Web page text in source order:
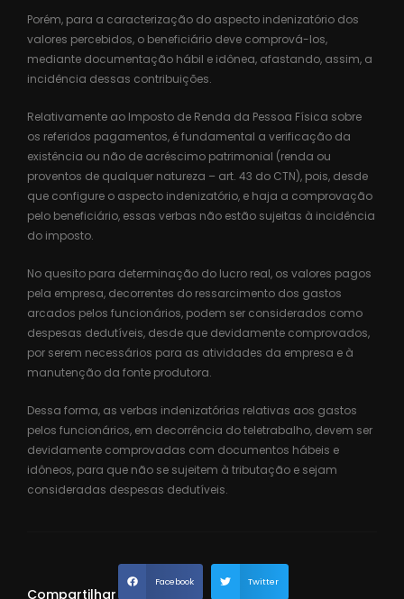
Porém, para a caracterização do aspecto indenizatório dos
valores percebidos, o beneficiário deve comprová-los,
mediante documentação hábil e idônea, afastando, assim, a
incidência dessas contribuições.
Relativamente ao Imposto de Renda da Pessoa Física sobre
os referidos pagamentos, é fundamental a verificação da
existência ou não de acréscimo patrimonial (renda ou
proventos de qualquer natureza – art. 43 do CTN), pois, desde
que configure o aspecto indenizatório, e haja a comprovação
pelo beneficiário, essas verbas não estão sujeitas à incidência
do imposto.
No quesito para determinação do lucro real, os valores pagos
pela empresa, decorrentes do ressarcimento dos gastos
arcados pelos funcionários, podem ser considerados como
despesas dedutíveis, desde que devidamente comprovados,
por serem necessários para as atividades da empresa e à
manutenção da fonte produtora.
Dessa forma, as verbas indenizatórias relativas aos gastos
pelos funcionários, em decorrência do teletrabalho, devem ser
devidamente comprovadas com documentos hábeis e
idôneos, para que não se sujeitem à tributação e sejam
consideradas despesas dedutíveis.
Compartilhar
Facebook Twitter